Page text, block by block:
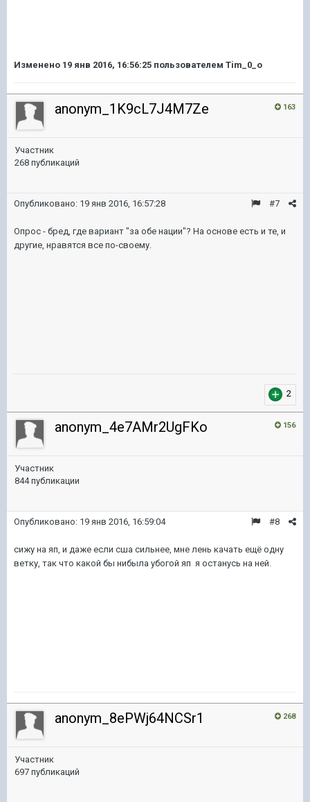
Изменено 19 янв 2016, 16:56:25 пользователем Tim_0_o
163
anonym_1K9cL7J4M7Ze
Участник
268 публикаций
#7
Опубликовано: 19 янв 2016, 16:57:28
Опрос - бред, где вариант "за обе нации"? На основе есть и те, и
другие, нравятся все по-своему.
2
156
anonym_4e7AMr2UgFKo
Участник
844 публикации
#8
Опубликовано: 19 янв 2016, 16:59:04
сижу на яп, и даже если сша сильнее, мне лень качать ещё одну
ветку, так что какой бы нибыла убогой яп я останусь на ней.
268
anonym_8ePWj64NCSr1
Участник
697 публикаций